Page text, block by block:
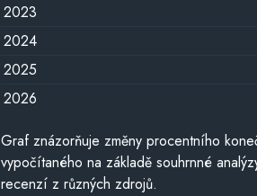
2023
2024
2025
2026
Graf znázorňuje změny procentního
vypočítaného na základě souhrnné
recenzí z různých zdrojů.